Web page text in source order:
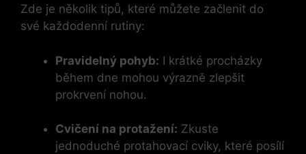
Zde je několik tipů, které můžete začlenit do
své každodenní rutiny:
Pravidelný pohyb: I krátké procházky
během dne mohou výrazně zlepšit
prokrvení nohou.
Cvičení na protažení: Zkuste
jednoduché protahovací cviky, které posílí